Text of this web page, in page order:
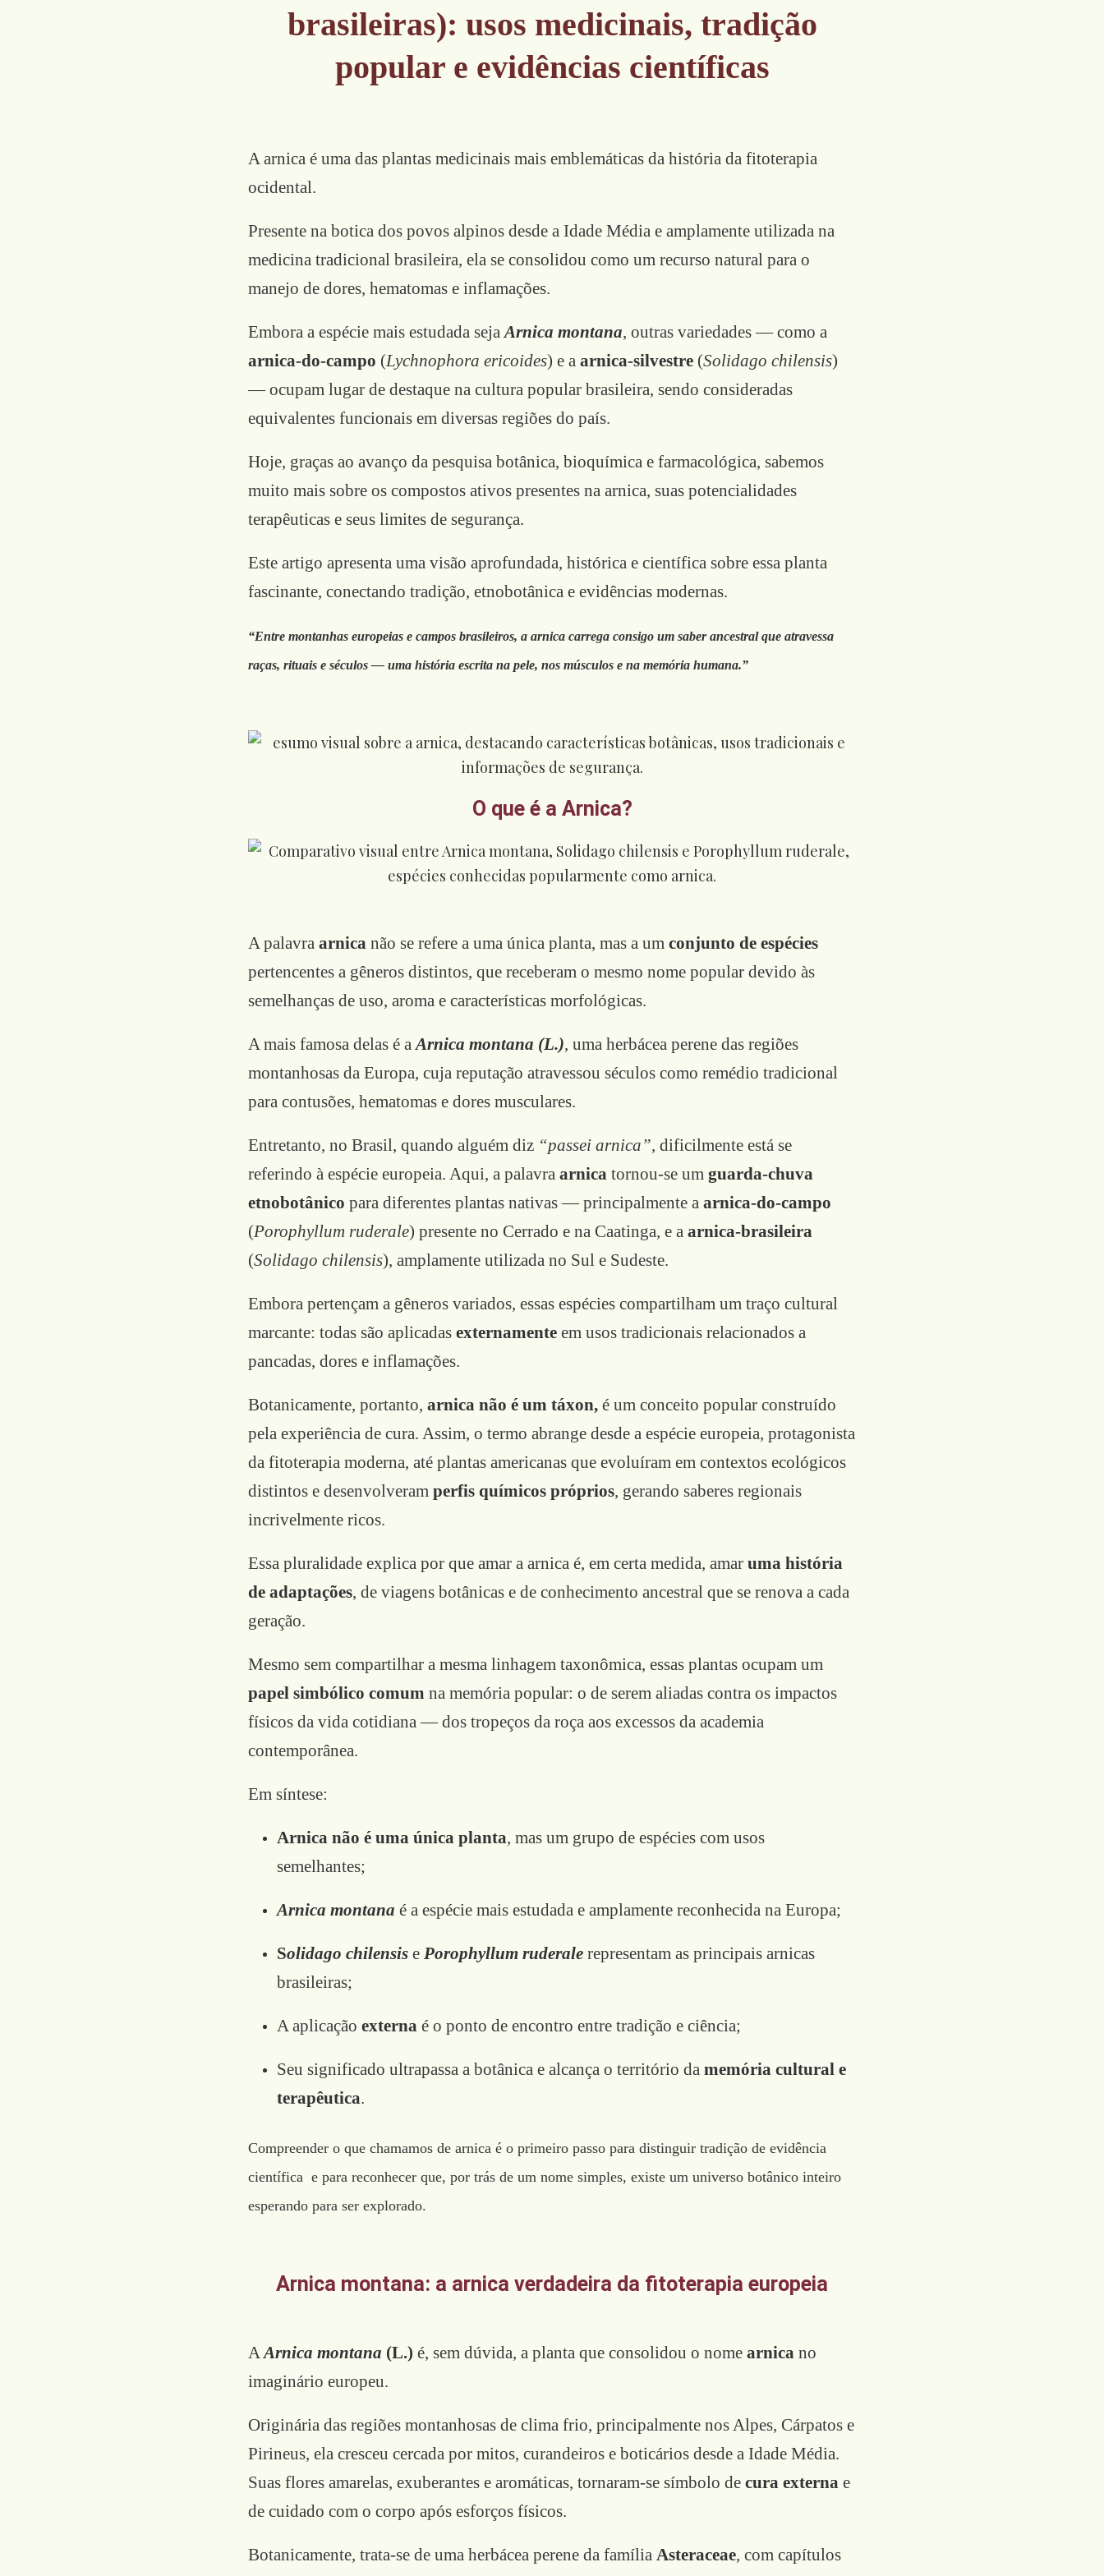
brasileiras): usos medicinais, tradição
popular e evidências científicas
A arnica é uma das plantas medicinais mais emblemáticas da história da fitoterapia
ocidental.
Presente na botica dos povos alpinos desde a Idade Média e amplamente utilizada na
medicina tradicional brasileira, ela se consolidou como um recurso natural para o
manejo de dores, hematomas e inflamações.
Embora a espécie mais estudada sejaArnica montana, outras variedades — como a
arnica-do-campo (Lychnophora ericoides) e a arnica-silvestre (Solidago chilensis)
— ocupam lugar de destaque na cultura popular brasileira, sendo consideradas
equivalentes funcionais em diversas regiões do país.
Hoje, graças ao avanço da pesquisa botânica, bioquímica e farmacológica, sabemos
muito mais sobre os compostos ativos presentes na arnica, suas potencialidades
terapêuticas e seus limites de segurança.
Este artigo apresenta uma visão aprofundada, histórica e científica sobre essa planta
fascinante, conectando tradição, etnobotânica e evidências modernas.
“Entre montanhas europeias e campos brasileiros, a arnica carrega consigo um saber ancestral que atravessa
raças, rituais e séculos — uma história escrita na pele, nos músculos e na memória humana.”
O que é a Arnica?
A palavra arnica não se refere a uma única planta, mas a um conjunto de espécies
pertencentes a gêneros distintos, que receberam o mesmo nome popular devido às
semelhanças de uso, aroma e características morfológicas.
A mais famosa delas é aArnica montana (L.), uma herbácea perene das regiões
montanhosas da Europa, cuja reputação atravessou séculos como remédio tradicional
para contusões, hematomas e dores musculares.
Entretanto, no Brasil, quando alguém diz “passei arnica”, dificilmente está se
referindo à espécie europeia. Aqui, a palavra arnica tornou-se um guarda-chuva
etnobotânico para diferentes plantas nativas — principalmente a arnica-do-campo
(Porophyllum ruderale) presente no Cerrado e na Caatinga, e a arnica-brasileira
(Solidago chilensis), amplamente utilizada no Sul e Sudeste.
Embora pertençam a gêneros variados, essas espécies compartilham um traço cultural
marcante: todas são aplicadas externamente em usos tradicionais relacionados a
pancadas, dores e inflamações.
Botanicamente, portanto, arnica não é um táxon, é um conceito popular construído
pela experiência de cura. Assim, o termo abrange desde a espécie europeia, protagonista
da fitoterapia moderna, até plantas americanas que evoluíram em contextos ecológicos
distintos e desenvolveram perfis químicos próprios, gerando saberes regionais
incrivelmente ricos.
Essa pluralidade explica por que amar a arnica é, em certa medida, amar uma história
de adaptações, de viagens botânicas e de conhecimento ancestral que se renova a cada
geração.
Mesmo sem compartilhar a mesma linhagem taxonômica, essas plantas ocupam um
papel simbólico comum na memória popular: o de serem aliadas contra os impactos
físicos da vida cotidiana — dos tropeços da roça aos excessos da academia
contemporânea.
Em síntese:
Arnica não é uma única planta, mas um grupo de espécies com usos
semelhantes;
Arnica montana é a espécie mais estudada e amplamente reconhecida na Europa;
Solidago chilensis e Porophyllum ruderale representam as principais arnicas
brasileiras;
A aplicação externa é o ponto de encontro entre tradição e ciência;
Seu significado ultrapassa a botânica e alcança o território da memória cultural e
terapêutica.
Compreender o que chamamos de arnica é o primeiro passo para distinguir tradição de evidência
científica e para reconhecer que, por trás de um nome simples, existe um universo botânico inteiro
esperando para ser explorado.
Arnica montana: a arnica verdadeira da fitoterapia europeia
AArnica montana (L.) é, sem dúvida, a planta que consolidou o nome arnica no
imaginário europeu.
Originária das regiões montanhosas de clima frio, principalmente nos Alpes, Cárpatos e
Pirineus, ela cresceu cercada por mitos, curandeiros e boticários desde a Idade Média.
Suas flores amarelas, exuberantes e aromáticas, tornaram-se símbolo de cura externa e
de cuidado com o corpo após esforços físicos.
Botanicamente, trata-se de uma herbácea perene da família Asteraceae, com capítulos